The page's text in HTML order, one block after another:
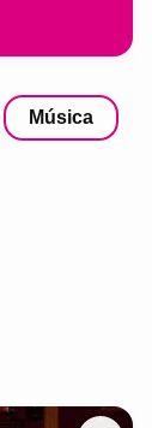
Música